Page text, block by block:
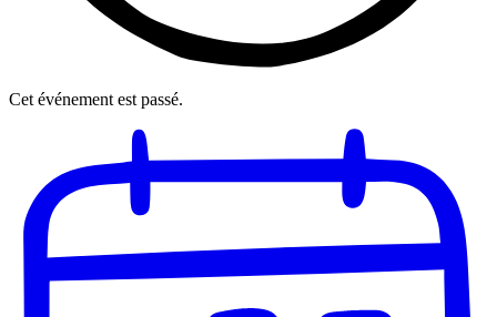
Cet événement est passé.